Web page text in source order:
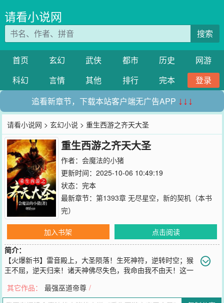
请看小说网
搜索
首页 玄幻 武侠 都市 历史
网游
科幻
言情 其他 排行 完本
登录
追看新章节，下载本站客户端无广告APP ↓↓↓
请看小说网 >玄幻小说 > 重生西游之齐天大圣
重生西游之齐天大圣
作者： 会魔法的小猪
更新时间：2025-10-06 10:49:19
状态：完本
最新章节： 第1393章 无尽星空，新的契机（本书
完）
加入书架
点击阅读
简介：
【火爆新书】雷音殿上，大圣陨落！生死神符，逆转时空；猴
王不屈，逆天归来！诸天神佛尽失色，我命由我不由天！这一
悟！空！
您要是觉得《重生西游之齐天大圣》还不错的话请不要忘记向您QQ群
其它作品： 最强巫道帝尊 /